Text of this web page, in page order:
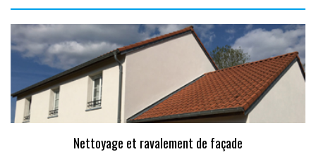
Nettoyage et ravalement de façade